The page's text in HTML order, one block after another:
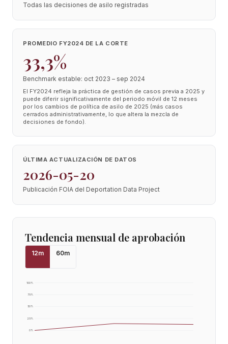
Todas las decisiones de asilo registradas
PROMEDIO FY2024 DE LA CORTE
33,3%
Benchmark estable: oct 2023 – sep 2024
El FY2024 refleja la práctica de gestión de casos previa a 2025 y
puede diferir significativamente del periodo móvil de 12 meses
por los cambios de política de asilo de 2025 (más casos
cerrados administrativamente, lo que altera la mezcla de
decisiones de fondo).
ÚLTIMA ACTUALIZACIÓN DE DATOS
2026-05-20
Publicación FOIA del Deportation Data Project
Tendencia mensual de aprobación
12m 60m
0%
25%
50%
75%
100%